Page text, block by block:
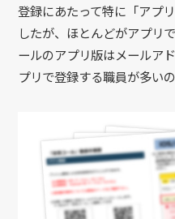
登録にあたって特に「アプ
したが、ほとんどがアプリ
ールのアプリ版はメールア
プリで登録する職員が多い